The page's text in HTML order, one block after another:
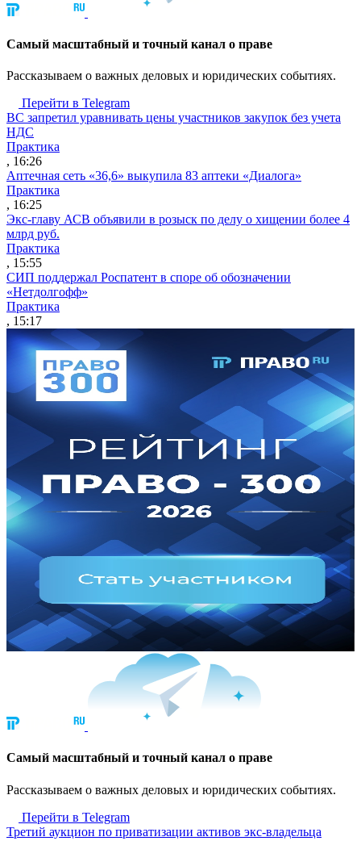
Cамый масштабный и точный канал о праве
Рассказываем о важных деловых и юридических событиях.
Перейти в Telegram
ВС запретил уравнивать цены участников закупок без учета
НДС
Практика
, 16:26
Аптечная сеть «36,6» выкупила 83 аптеки «Диалога»
Практика
, 16:25
Экс-главу АСВ объявили в розыск по делу о хищении более 4
млрд руб.
Практика
, 15:55
СИП поддержал Роспатент в споре об обозначении
«Нетдолгофф»
Практика
, 15:17
Cамый масштабный и точный канал о праве
Рассказываем о важных деловых и юридических событиях.
Перейти в Telegram
Третий аукцион по приватизации активов экс-владельца